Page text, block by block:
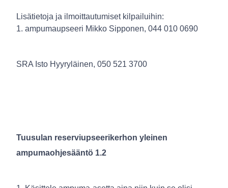
Lisätietoja ja ilmoittautumiset kilpailuihin:
1. ampumaupseeri Mikko Sipponen, 044 010 0690
SRA Isto Hyyryläinen, 050 521 3700
Tuusulan reserviupseerikerhon yleinen
ampumaohjesääntö 1.2